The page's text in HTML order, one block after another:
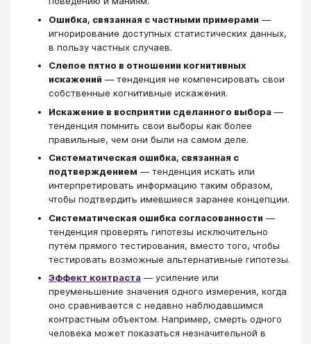
Ошибка, связанная с частными примерами —
игнорирование доступных статистических данных,
в пользу частных случаев.
Слепое пятно в отношении когнитивных
искажений — тенденция не компенсировать свои
собственные когнитивные искажения.
Искажение в восприятии сделанного выбора —
тенденция помнить свои выборы как более
правильные, чем они были на самом деле.
Систематическая ошибка, связанная с
подтверждением — тенденция искать или
интерпретировать информацию таким образом,
чтобы подтвердить имевшиеся заранее концепции.
Систематическая ошибка согласованности —
тенденция проверять гипотезы исключительно
путём прямого тестирования, вместо того, чтобы
тестировать возможные альтернативные гипотезы.
Эффект контраста — усиление или
преуменьшение значения одного измерения, когда
оно сравнивается с недавно наблюдавшимся
контрастным объектом. Например, смерть одного
человека может показаться незначительной в